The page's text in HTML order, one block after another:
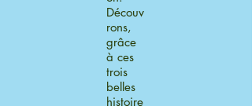
Découv
rons,
grâce
à ces
trois
belles
histoire